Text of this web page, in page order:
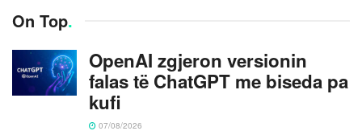
On Top.
OpenAI zgjeron versionin
falas të ChatGPT me biseda pa
kufi
07/08/2026